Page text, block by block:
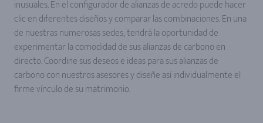
inusuales. En el configurador de alianzas de acredo puede hacer
clic en diferentes diseños y comparar las combinaciones. En una
de nuestras numerosas sedes, tendrá la oportunidad de
experimentar la comodidad de sus alianzas de carbono en
directo. Coordine sus deseos e ideas para sus alianzas de
carbono con nuestros asesores y diseñe así individualmente el
firme vínculo de su matrimonio.